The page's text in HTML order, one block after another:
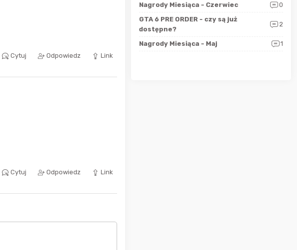
Cytuj Odpowiedz Link
Cytuj Odpowiedz Link
Nagrody Miesiąca - Czerwiec
0
GTA 6 PRE ORDER - czy są już
dostępne?
2
Nagrody Miesiąca - Maj 1